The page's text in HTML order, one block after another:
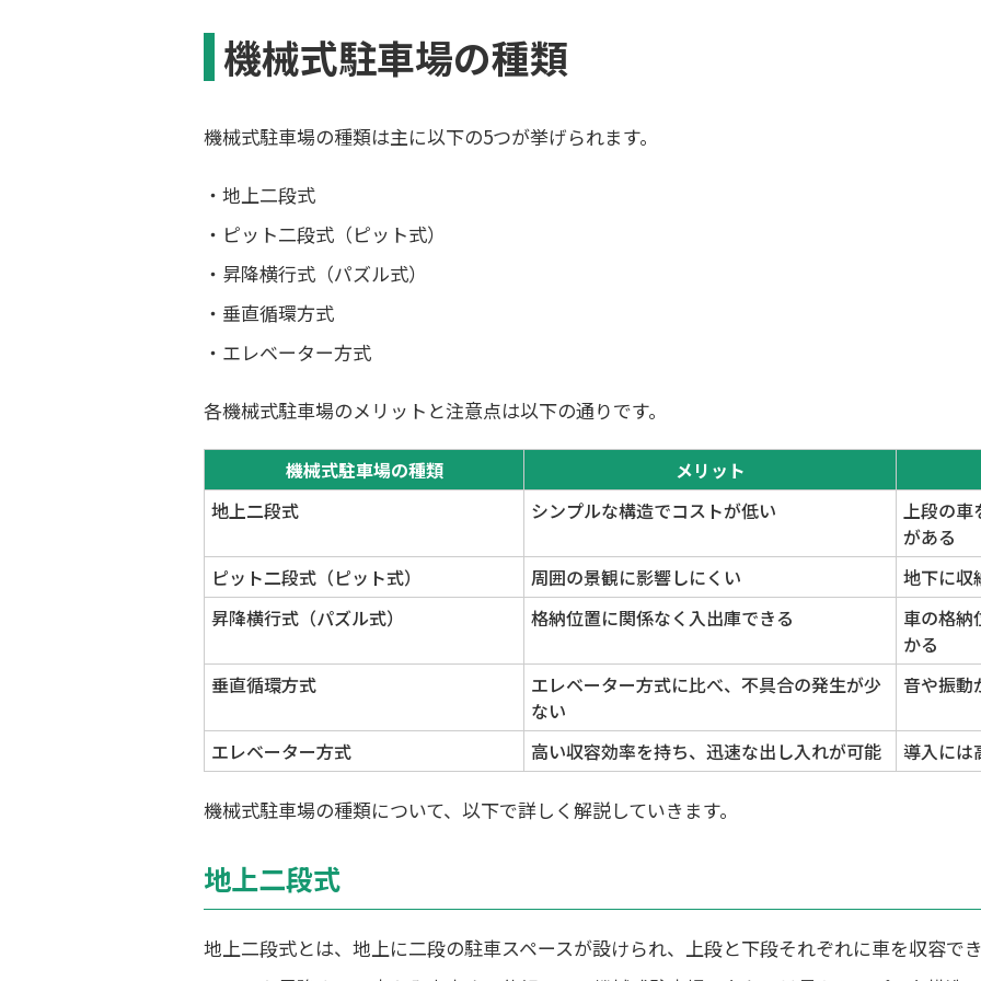
機械式駐車場の種類
機械式駐車場の種類は主に以下の5つが挙げられます。
・地上二段式
・ピット二段式（ピット式）
・昇降横行式（パズル式）
・垂直循環方式
・エレベーター方式
各機械式駐車場のメリットと注意点は以下の通りです。
機械式駐車場の種類
メリット
地上二段式
シンプルな構造でコストが低い
上段の
がある
ピット二段式（ピット式）
周囲の景観に影響しにくい
地下に収
昇降横行式（パズル式）
格納位置に関係なく入出庫できる
車の格納
かる
垂直循環方式
エレベーター方式に比べ、不具合の発生が少
ない
音や振動
エレベーター方式 高い収容効率を持ち、迅速な出し入れが可能 導入には
機械式駐車場の種類について、以下で詳しく解説していきます。
地上二段式
地上二段式とは、地上に二段の駐車スペースが設けられ、上段と下段それぞれに車を収容で